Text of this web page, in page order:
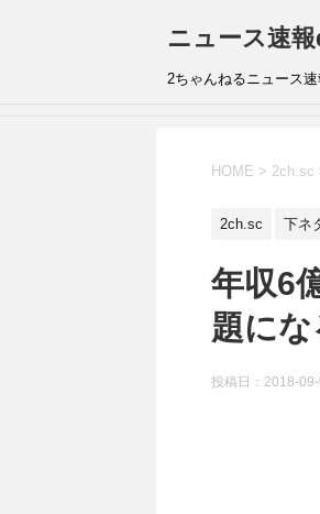
ニュース速
2ちゃんねるニュース速
HOME > 2ch.sc
2ch.sc 下ネ
年収6
題に
投稿日： 2018-